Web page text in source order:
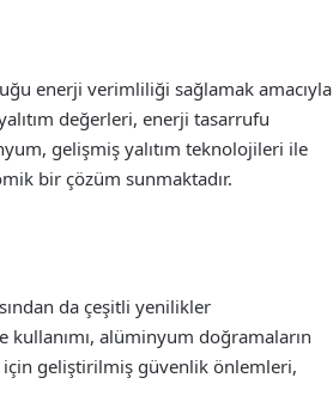
enerji verimliliği sağlamak amacıyla
değerleri, enerji tasarrufu
gelişmiş yalıtım teknolojileri ile
bir çözüm sunmaktadır.
da çeşitli yenilikler
kullanımı, alüminyum doğramaların
için geliştirilmiş güvenlik önlemleri,